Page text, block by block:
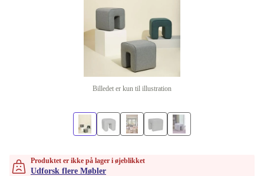
Billedet er kun til illustration
Produktet er ikke på lager i øjeblikket
Udforsk flere Møbler